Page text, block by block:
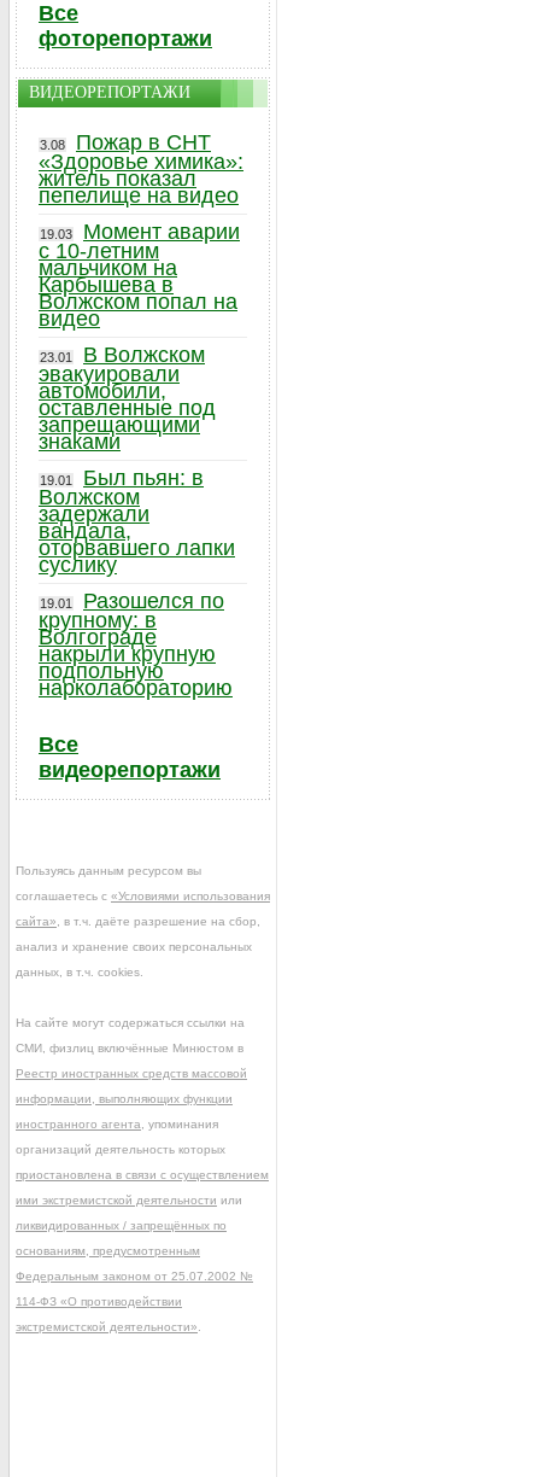
Все
фоторепортажи
ВИДЕОРЕПОРТАЖИ
3.08
Пожар в СНТ
«Здоровье химика»:
житель показал
пепелище на видео
19.03
Момент аварии
с 10-летним
мальчиком на
Карбышева в
Волжском попал на
видео
23.01
В Волжском
эвакуировали
автомобили,
оставленные под
запрещающими
знаками
19.01
Был пьян: в
Волжском
задержали
вандала,
оторвавшего лапки
суслику
19.01
Разошелся по
крупному: в
Волгограде
накрыли крупную
подпольную
нарколабораторию
Все
видеорепортажи
Пользуясь данным ресурсом вы
соглашаетесь с «Условиями использования
сайта» , в т.ч. даёте разрешение на сбор,
анализ и хранение своих персональных
данных, в т.ч. cookies.
На сайте могут содержаться ссылки на
СМИ, физлиц включённые Минюстом в
Реестр иностранных средств массовой
информации, выполняющих функции
иностранного агента , упоминания
организаций деятельность которых
приостановлена в связи с осуществлением
ими экстремистской деятельности или
ликвидированных / запрещённых по
основаниям, предусмотренным
Федеральным законом от 25.07.2002 №
114-ФЗ «О противодействии
экстремистской деятельности»